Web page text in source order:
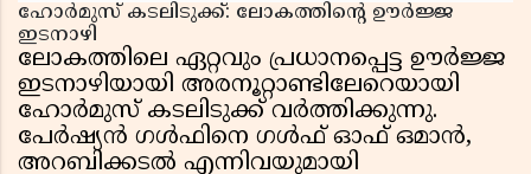
ഹോർമുസ് കടലിടുക്ക്: ലോകത്തിന്റെ ഊർജ്ജ
ഇടനാഴി
ലോകത്തിലെ ഏറ്റവും പ്രധാനപ്പെട്ട ഊർജ്ജ
ഇടനാഴിയായി അരനൂറ്റാണ്ടിലേറെയായി
ഹോർമുസ് കടലിടുക്ക് വർത്തിക്കുന്നു.
പേർഷ്യൻ ഗൾഫിനെ ഗൾഫ് ഓഫ് ഒമാൻ,
അറബിക്കടൽ എന്നിവയുമായി